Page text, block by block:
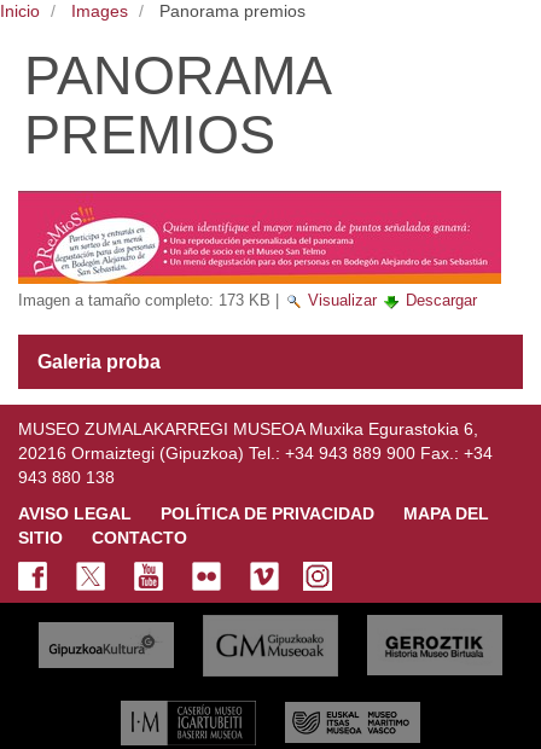
Inicio Images Panorama premios
PANORAMA
PREMIOS
Imagen a tamaño completo: 173 KB Visualizar Descargar
Galeria proba
MUSEO ZUMALAKARREGI MUSEOA Muxika Egurastokia 6,
20216 Ormaiztegi (Gipuzkoa) Tel.: +34 943 889 900 Fax.: +34
943 880 138
AVISO LEGAL
POLÍTICA DE PRIVACIDAD
MAPA DEL
SITIO
CONTACTO